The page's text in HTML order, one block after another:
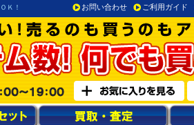
Ｋ！ お問い合わせ ご利用ガイド